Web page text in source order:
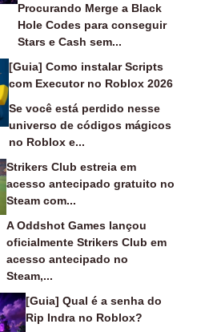
Procurando Merge a Black
Hole Codes para conseguir
Stars e Cash sem...
[Guia] Como instalar Scripts
com Executor no Roblox 2026
Se você está perdido nesse
universo de códigos mágicos
no Roblox e...
Strikers Club estreia em
acesso antecipado gratuito no
Steam com...
A Oddshot Games lançou
oficialmente Strikers Club em
acesso antecipado no
Steam,...
[Guia] Qual é a senha do
Rip Indra no Roblox?